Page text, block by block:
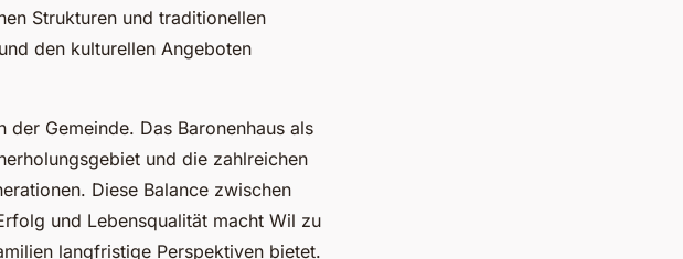
Strukturen und traditionellen
den kulturellen Angeboten
der Gemeinde. Das Baronenhaus als
und die zahlreichen
Diese Balance zwischen
und Lebensqualität macht Wil zu
langfristige Perspektiven bietet.